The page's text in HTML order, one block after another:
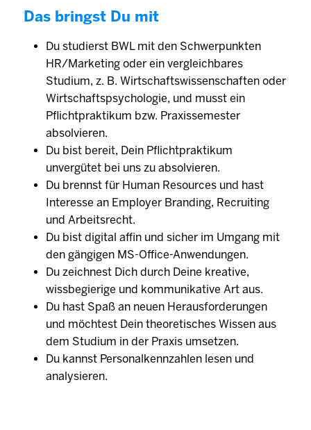
Das bringst Du mit
Du studierst BWL mit den Schwerpunkten
HR/Marketing oder ein vergleichbares
Studium, z. B. Wirtschaftswissenschaften oder
Wirtschaftspsychologie, und musst ein
Pflichtpraktikum bzw. Praxissemester
absolvieren.
Du bist bereit, Dein Pflichtpraktikum
unvergütet bei uns zu absolvieren.
Du brennst für Human Resources und hast
Interesse an Employer Branding, Recruiting
und Arbeitsrecht.
Du bist digital affin und sicher im Umgang mit
den gängigen MS-Office-Anwendungen.
Du zeichnest Dich durch Deine kreative,
wissbegierige und kommunikative Art aus.
Du hast Spaß an neuen Herausforderungen
und möchtest Dein theoretisches Wissen aus
dem Studium in der Praxis umsetzen.
Du kannst Personalkennzahlen lesen und
analysieren.